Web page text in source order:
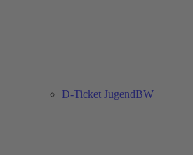
D-Ticket JugendBW